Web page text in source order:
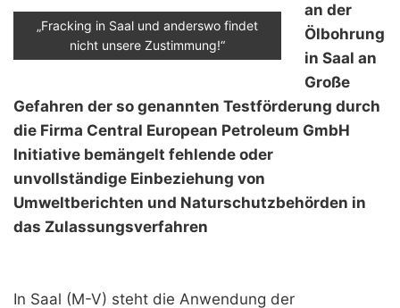
„Fracking in Saal und anderswo findet
nicht unsere Zustimmung!“
an der
Ölbohrung
in Saal an
Große
Gefahren der so genannten Testförderung durch
die Firma Central European Petroleum GmbH
Initiative bemängelt fehlende oder
unvollständige Einbeziehung von
Umweltberichten und Naturschutzbehörden in
das Zulassungsverfahren
In Saal (M-V) steht die Anwendung der